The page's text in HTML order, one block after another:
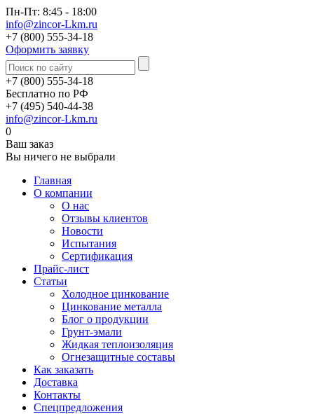
Пн-Пт: 8:45 - 18:00
info@zincor-Lkm.ru
+7 (800) 555-34-18
Оформить заявку
+7 (800) 555-34-18
Бесплатно по РФ
+7 (495) 540-44-38
info@zincor-Lkm.ru
0
Ваш заказ
Вы ничего не выбрали
Главная
О компании
О нас
Отзывы клиентов
Новости
Испытания
Сертификация
Прайс-лист
Статьи
Холодное цинкование
Цинкование металла
Блог о продукции
Грунт-эмали
Жидкая теплоизоляция
Огнезащитные составы
Как заказать
Доставка
Контакты
Спецпредложения